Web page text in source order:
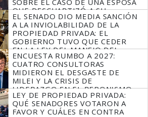
QUE DESCUARTIZÓ A SU
MARIDO
EL SENADO DIO MEDIA SANCIÓN
A LA INVIOLABILIDAD DE LA
PROPIEDAD PRIVADA: EL
GOBIERNO TUVO QUE CEDER
EN LA LEY DEL MANEJO DEL
FUEGO
ENCUESTA RUMBO A 2027:
CUATRO CONSULTORAS
MIDIERON EL DESGASTE DE
MILEI Y LA CRISIS DE
LIDERAZGO EN EL PERONISMO
LEY DE PROPIEDAD PRIVADA:
QUÉ SENADORES VOTARON A
FAVOR Y CUÁLES EN CONTRA